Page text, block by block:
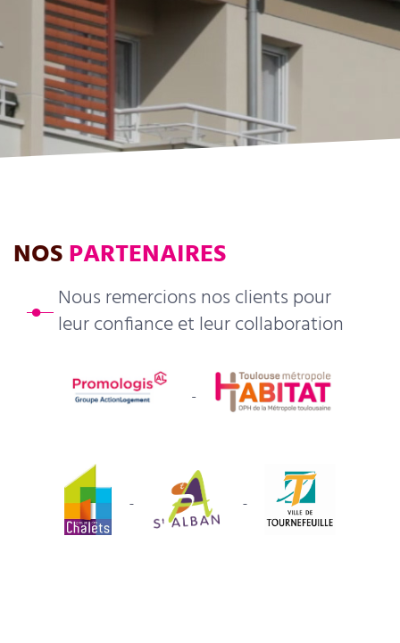
NOSPARTENAIRES
Nous remercions nos clients pour
leur confiance et leur collaboration